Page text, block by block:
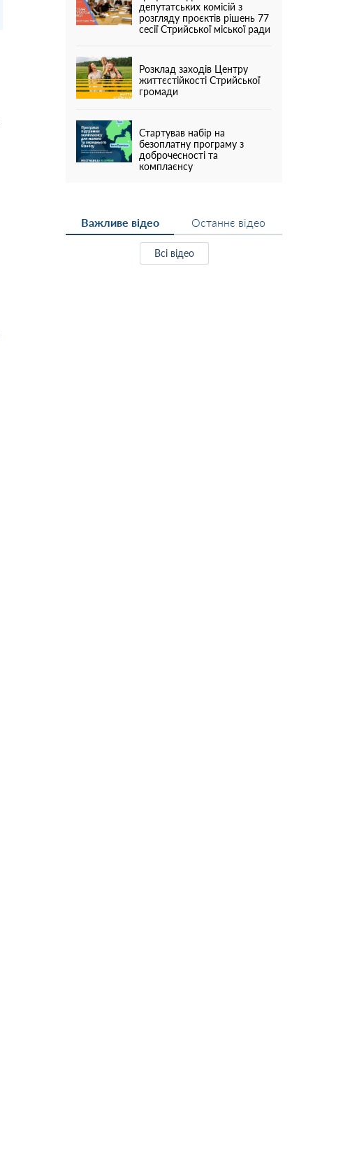
депутатських комісій з
розгляду проєктів рішень 77
сесії Стрийської міської ради
Розклад заходів Центру
життєстійкості Стрийської
громади
Стартував набір на
безоплатну програму з
доброчесності та
комплаєнсу
Важливе відео Останнє відео
Всі відео